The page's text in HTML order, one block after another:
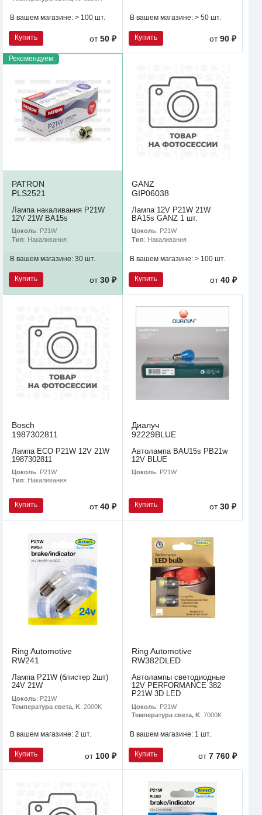
В вашем магазине: > 100 шт.
Купить от50 ₽
В вашем магазине: > 50 шт.
Купить от90 ₽
Рекомендуем
PATRON
PLS2521
Лампа накаливания P21W
12V 21W BA15s
Цоколь: P21W
Тип: Накаливания
В вашем магазине: 30 шт.
Купить от30 ₽
GANZ
GIP06038
Лампа 12V P21W 21W
BA15s GANZ 1 шт.
Цоколь: P21W
Тип: Накаливания
В вашем магазине: > 100 шт.
Купить от40 ₽
Bosch
1987302811
Лампа ECO P21W 12V 21W
1987302811
Цоколь: P21W
Тип: Накаливания
Купить от40 ₽
Диалуч
92229BLUE
Автолампа BAU15s PB21w
12V BLUE
Цоколь: P21W
Купить от30 ₽
Ring Automotive
RW241
Лампа P21W (блистер 2шт)
24V 21W
Цоколь: P21W
Температура света, K: 2000K
В вашем магазине: 2 шт.
Купить от 100 ₽
Ring Automotive
RW382DLED
Автолампы светодиодные
12V PERFORMANCE 382
P21W 3D LED
Цоколь: P21W
Температура света, K: 7000K
В вашем магазине: 1 шт.
Купить от7 760 ₽